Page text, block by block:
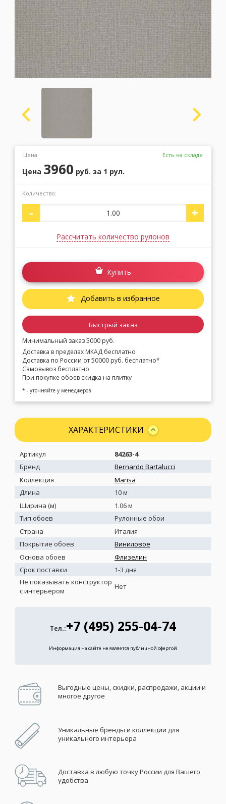
Москва (сменить город)
Заказать обратный звонок
Цена Есть на складе
Цена 3960 руб. за 1 рул.
Количество:
- +
Рассчитать количество рулонов
Купить
Добавить в избранное
Быстрый заказ
Минимальный заказ 5000 руб.
Доставка в пределах МКАД бесплатно
Доставка по России от 50000 руб. бесплатно*
Самовывоз бесплатно
При покупке обоев скидка на плитку
* - уточняйте у менеджеров
ХАРАКТЕРИСТИКИ
Артикул
84263-4
Бренд
Bernardo Bartalucci
Коллекция
Marisa
Длина
10 м
Ширина (м)
1.06 м
Тип обоев
Рулонные обои
Страна
Италия
Покрытие обоев
Виниловое
Основа обоев
Флизелин
Срок поставки
1-3 дня
Не показывать конструктор
с интерьером
Нет
Тел.:+7 (495) 255-04-74
Информация на сайте не является публичной офертой
Выгодные цены, скидки, распродажи, акции и
многое другое
Уникальные бренды и коллекции для
уникального интерьера
Доставка в любую точку России для Вашего
удобства